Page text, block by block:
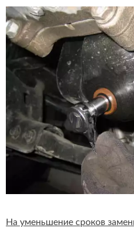
На уменьшение сроков